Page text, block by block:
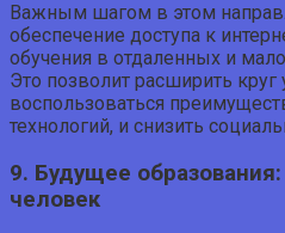
Важным шагом в этом
обеспечение доступа к
обучения в отдаленных и
Это позволит расширить
воспользоваться
технологий, и снизить
9. Будущее
человек